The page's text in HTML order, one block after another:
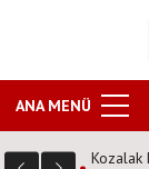
ANA MENÜ
Harun